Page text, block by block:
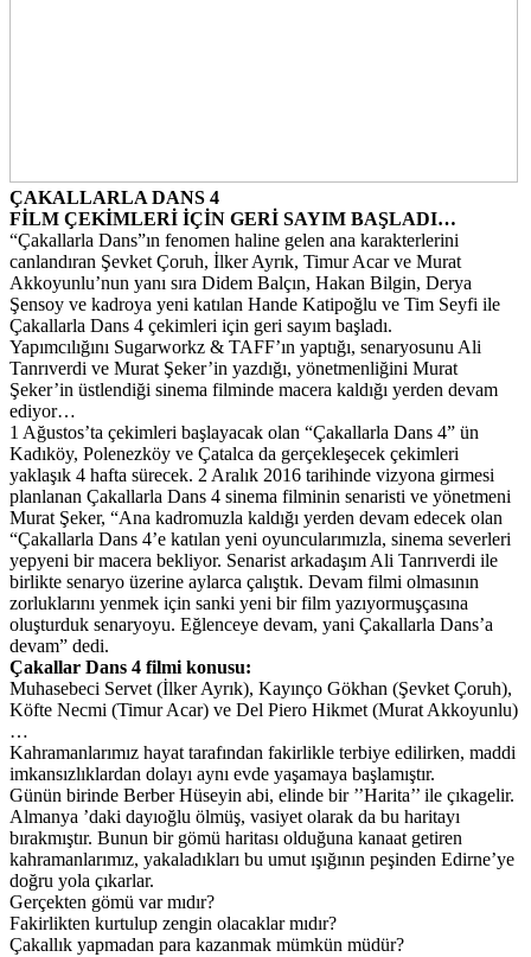
ÇAKALLARLA DANS 4
FİLM ÇEKİMLERİ İÇİN GERİ SAYIM BAŞLADI…
“Çakallarla Dans”ın fenomen haline gelen ana karakterlerini
canlandıran Şevket Çoruh, İlker Ayrık, Timur Acar ve Murat
Akkoyunlu’nun yanı sıra Didem Balçın, Hakan Bilgin, Derya
Şensoy ve kadroya yeni katılan Hande Katipoğlu ve Tim Seyfi ile
Çakallarla Dans 4 çekimleri için geri sayım başladı.
Yapımcılığını Sugarworkz & TAFF’ın yaptığı, senaryosunu Ali
Tanrıverdi ve Murat Şeker’in yazdığı, yönetmenliğini Murat
Şeker’in üstlendiği sinema filminde macera kaldığı yerden devam
ediyor…
1 Ağustos’ta çekimleri başlayacak olan “Çakallarla Dans 4” ün
Kadıköy, Polenezköy ve Çatalca da gerçekleşecek çekimleri
yaklaşık 4 hafta sürecek. 2 Aralık 2016 tarihinde vizyona girmesi
planlanan Çakallarla Dans 4 sinema filminin senaristi ve yönetmeni
Murat Şeker, “Ana kadromuzla kaldığı yerden devam edecek olan
“Çakallarla Dans 4’e katılan yeni oyuncularımızla, sinema severleri
yepyeni bir macera bekliyor. Senarist arkadaşım Ali Tanrıverdi ile
birlikte senaryo üzerine aylarca çalıştık. Devam filmi olmasının
zorluklarını yenmek için sanki yeni bir film yazıyormuşçasına
oluşturduk senaryoyu. Eğlenceye devam, yani Çakallarla Dans’a
devam” dedi.
Çakallar Dans 4 filmi konusu:
Muhasebeci Servet (İlker Ayrık), Kayınço Gökhan (Şevket Çoruh),
Köfte Necmi (Timur Acar) ve Del Piero Hikmet (Murat Akkoyunlu)
…
Kahramanlarımız hayat tarafından fakirlikle terbiye edilirken, maddi
imkansızlıklardan dolayı aynı evde yaşamaya başlamıştır.
Günün birinde Berber Hüseyin abi, elinde bir ’’Harita’’ ile çıkagelir.
Almanya ’daki dayıoğlu ölmüş, vasiyet olarak da bu haritayı
bırakmıştır. Bunun bir gömü haritası olduğuna kanaat getiren
kahramanlarımız, yakaladıkları bu umut ışığının peşinden Edirne’ye
doğru yola çıkarlar.
Gerçekten gömü var mıdır?
Fakirlikten kurtulup zengin olacaklar mıdır?
Çakallık yapmadan para kazanmak mümkün müdür?